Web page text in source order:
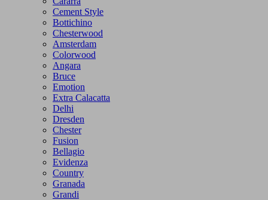
Cement Style
Bottichino
Chesterwood
Amsterdam
Colorwood
Angara
Bruce
Emotion
Extra Calacatta
Delhi
Dresden
Chester
Fusion
Bellagio
Evidenza
Country
Granada
Grandi